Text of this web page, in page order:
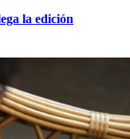
la edición